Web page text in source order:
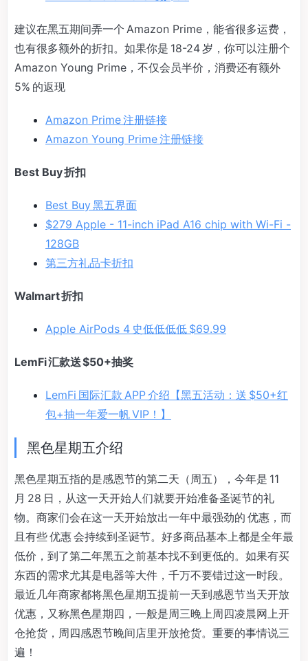
建议在黑五期间弄一个 Amazon Prime，能省很多运费，
也有很多额外的折扣。如果你是 18-24 岁，你可以注册个
Amazon Young Prime，不仅会员半价，消费还有额外
5% 的返现
Amazon Prime 注册链接
Amazon Young Prime 注册链接
Best Buy 折扣
Best Buy 黑五界面
$279 Apple - 11-inch iPad A16 chip with Wi-Fi -
128GB
第三方礼品卡折扣
Walmart 折扣
Apple AirPods 4 史低低低低 $69.99
LemFi 汇款送 $50+抽奖
LemFi 国际汇款 APP 介绍【黑五活动：送 $50+红
包+抽一年爱一帆 VIP！】
黑色星期五介绍
黑色星期五指的是感恩节的第二天（周五），今年是 11
月 28 日，从这一天开始人们就要开始准备圣诞节的礼
物。商家们会在这一天开始放出一年中最强劲的 优惠，而
且有些 优惠 会持续到圣诞节。好多商品基本上都是全年最
低价，到了第二年黑五之前基本找不到更低的。如果有买
东西的需求尤其是电器等大件，千万不要错过这一时段。
最近几年商家都将黑色星期五提前一天到感恩节当天开放
优惠，又称黑色星期四，一般是周三晚上周四凌晨网上开
仓抢货，周四感恩节晚间店里开放抢货。重要的事情说三
遍！